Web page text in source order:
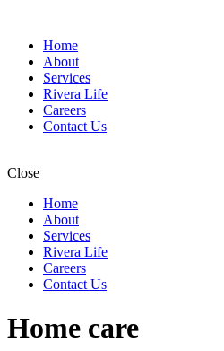
Home
About
Services
Rivera Life
Careers
Contact Us
Close
Home
About
Services
Rivera Life
Careers
Contact Us
Home care